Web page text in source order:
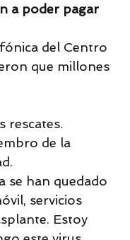
a poder pagar
del Centro
que millones
rescates.
de la
se han quedado
servicios
Estoy